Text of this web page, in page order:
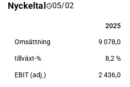
privatpersoner. Koncernen består
Helsingfors, Finland.
Nyckeltal 05/02
2025
2025
Omsättning 9 078,0
tillväxt-% 8,2 %
EBIT (adj.) 2 436,0